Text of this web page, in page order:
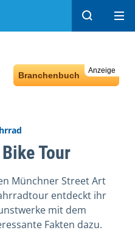
Suchen
Anzeige
Branchenbuch
Tour
Münchner Street Art
entdeckt ihr
mit dem
Fakten dazu.